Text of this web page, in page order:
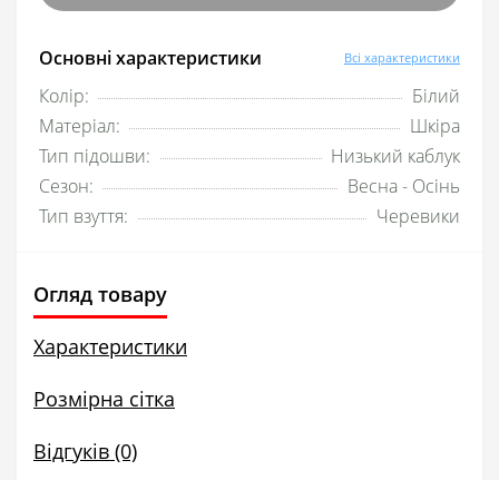
Основні характеристики Всі характеристики
Колір:
Білий
Матеріал:
Шкіра
Тип підошви:
Низький каблук
Сезон:
Весна - Осінь
Тип взуття:
Черевики
Огляд товару
Характеристики
Розмірна сітка
Відгуків (0)